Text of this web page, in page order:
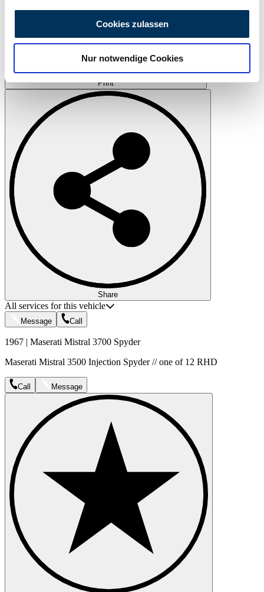
analysieren. Außerdem geben wir Informationen zu Ihrer
Verwendung unserer Website an unsere Partner für
soziale Medien, Werbung und Analysen weiter. Unsere
Partner führen diese Informationen möglicherweise mit
weiteren Daten zusammen, die Sie ihnen bereitgestellt
haben oder die sie im Rahmen Ihrer Nutzung der Dienste
gesammelt haben.
Datenschutzerklärung
Cookies zulassen
Nur notwendige Cookies
Print
Share
All services for this vehicle
Message Call
1967 | Maserati Mistral 3700 Spyder
Maserati Mistral 3500 Injection Spyder // one of 12 RHD
Call Message